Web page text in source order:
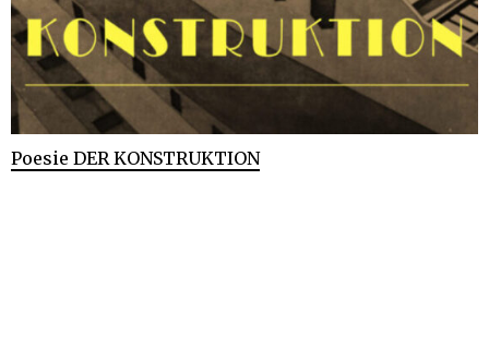
Poesie DER KONSTRUKTION